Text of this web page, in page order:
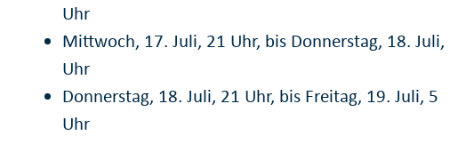
Uhr
Mittwoch, 17. Juli, 21 Uhr, bis Donnerstag, 18. Juli,
Uhr
Donnerstag, 18. Juli, 21 Uhr, bis Freitag, 19. Juli, 5
Uhr